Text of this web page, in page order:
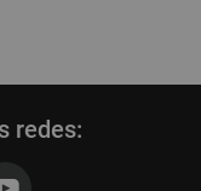
redes: